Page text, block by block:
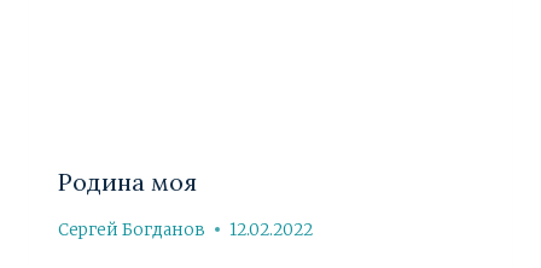
Родина моя
Сергей Богданов 12.02.2022